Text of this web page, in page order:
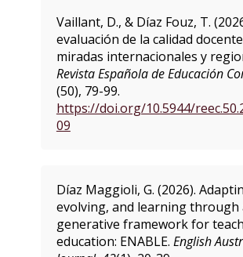
Vaillant, D., & Díaz Fouz, T.
evaluación de la calidad
miradas internacionales y
Revista Española de Educación
(50), 79-99.
https://doi.org/10.5944/
09
Díaz Maggioli, G. (2026).
evolving, and learning through
generative framework for
education: ENABLE. English